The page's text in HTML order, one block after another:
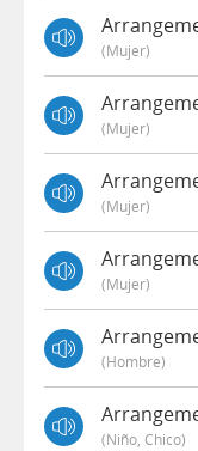
(mujer)
(mujer)
(mujer)
(mujer)
(hombre)
(niño, Chico)